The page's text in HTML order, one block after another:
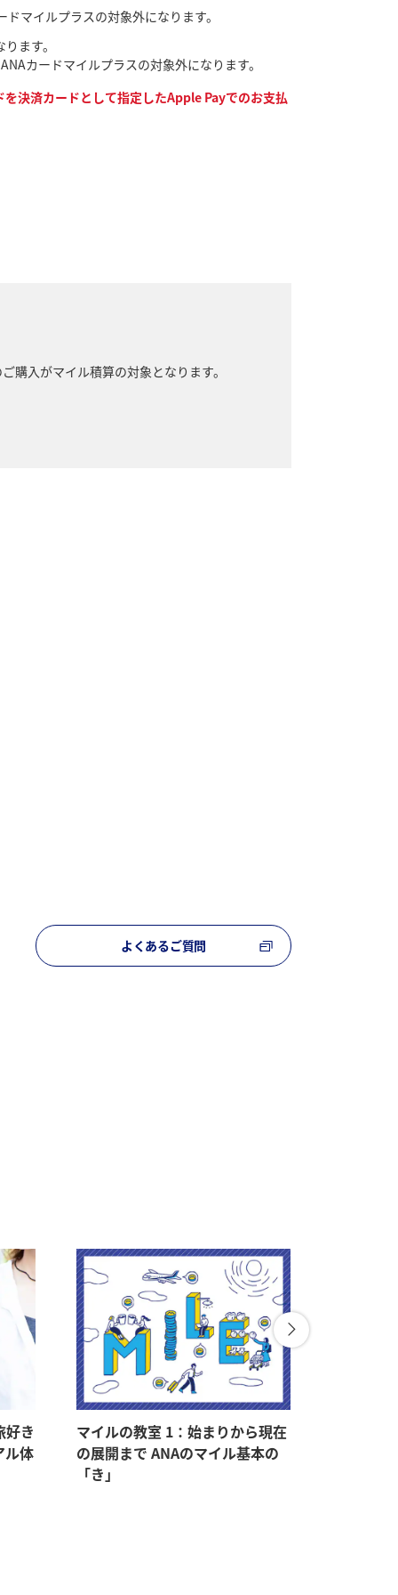
マイルプラスの対象外になります。
ます。
カードマイルプラスの対象外になります。
決済カードとして指定したApple Payでのお支払
購入がマイル積算の対象となります。
よくあるご質問
好き
ル体
マイルの教室 1：始まりから現在
の展開まで ANAのマイル基本の
「き」